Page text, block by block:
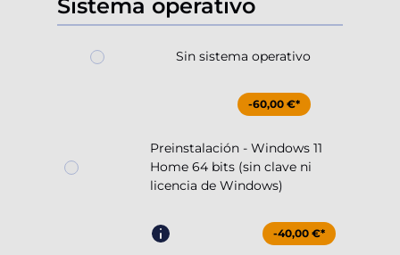
Sistema operativo
Sin sistema operativo
-60,00 €*
Preinstalación - Windows 11
Home 64 bits (sin clave ni
licencia de Windows)
-40,00 €*